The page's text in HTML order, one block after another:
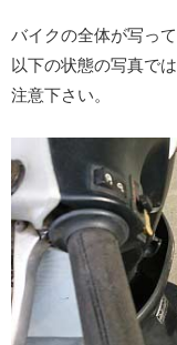
バイクの全体が写っ
以下の状態の写真で
注意下さい。